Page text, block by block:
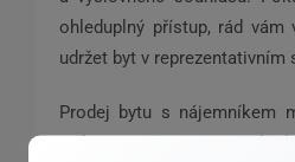
ohleduplný přístup, rád
udržet byt v reprezentativním
Prodej bytu s nájemníkem
a bezpečný proces,